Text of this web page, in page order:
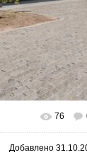
В реальном76
Добавлено